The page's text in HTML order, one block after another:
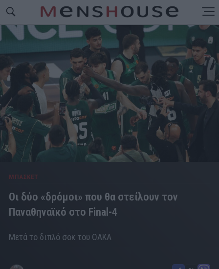
ΜΠΑΣΚΕΤ
Οι δύο «δρόμοι» που θα στείλουν τον
Παναθηναϊκό στο Final-4
Μετά το διπλό σοκ του ΟΑΚΑ